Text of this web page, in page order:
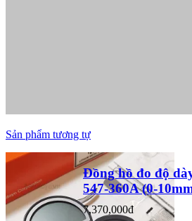
Sản phẩm tương tự
Đồng hồ đo độ
547-360A (0-
7,370,000đ